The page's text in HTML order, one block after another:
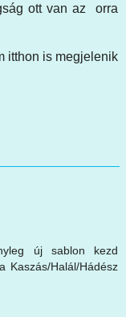
ott van az orra
itthon is megjelenik
új sablon kezd
Kaszás/Halál/Hádész